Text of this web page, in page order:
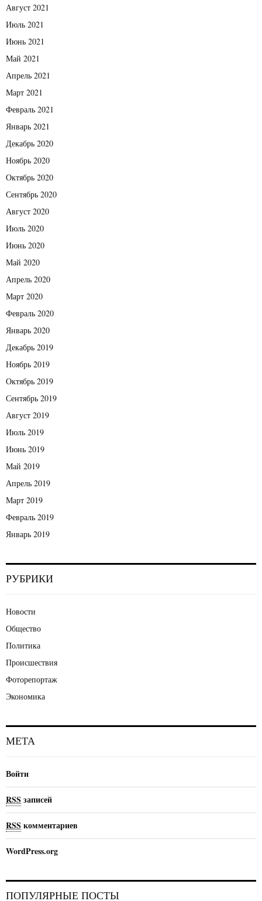
Август 2021
Июль 2021
Июнь 2021
Май 2021
Апрель 2021
Март 2021
Февраль 2021
Январь 2021
Декабрь 2020
Ноябрь 2020
Октябрь 2020
Сентябрь 2020
Август 2020
Июль 2020
Июнь 2020
Май 2020
Апрель 2020
Март 2020
Февраль 2020
Январь 2020
Декабрь 2019
Ноябрь 2019
Октябрь 2019
Сентябрь 2019
Август 2019
Июль 2019
Июнь 2019
Май 2019
Апрель 2019
Март 2019
Февраль 2019
Январь 2019
РУБРИКИ
Новости
Общество
Политика
Происшествия
Фоторепортаж
Экономика
МЕТА
Войти
RSS записей
RSS комментариев
WordPress.org
ПОПУЛЯРНЫЕ ПОСТЫ